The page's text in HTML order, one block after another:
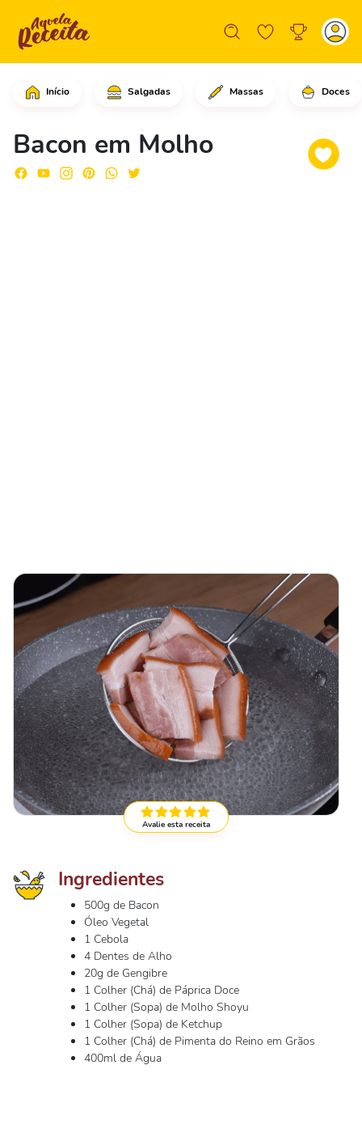
Início Salgadas Massas Doces
Bacon em Molho
Em uma frigideira com água
Avalie esta receita
Ingredientes
500g de Bacon
Óleo Vegetal
1 Cebola
4 Dentes de Alho
20g de Gengibre
1 Colher (Chá) de Páprica Doce
1 Colher (Sopa) de Molho Shoyu
1 Colher (Sopa) de Ketchup
1 Colher (Chá) de Pimenta do Reino em Grãos
400ml de Água